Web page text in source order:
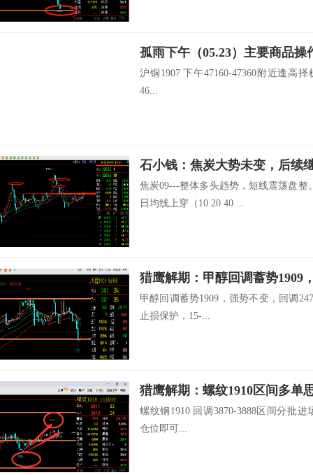
孤雨下午（05.23）主要商品操
沪铜1907 下午47160-47360附近逢高
46...
石小钱：焦炭大势未变，后续
焦炭09---整体多头趋势，短线震荡盘整
日均线上穿（10 20 40 ...
猎鹰解期：甲醇回调蓄势1909
甲醇回调蓄势1909，强势不变，回调
止损保护，15-...
猎鹰解期：螺纹1910区间多单
螺纹钢1910 回调3870-3888区间分批进
仓位即可...